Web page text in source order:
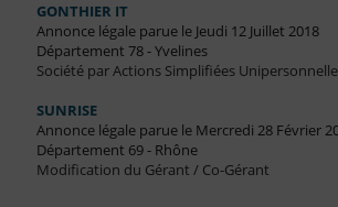
GONTHIER IT
Annonce légale parue le Jeudi 12 Juillet 2018
Département 78 - Yvelines
Société par Actions Simplifiées Unipersonnelle
SUNRISE
Annonce légale parue le Mercredi 28 Février
Département 69 - Rhône
Modification du Gérant / Co-Gérant